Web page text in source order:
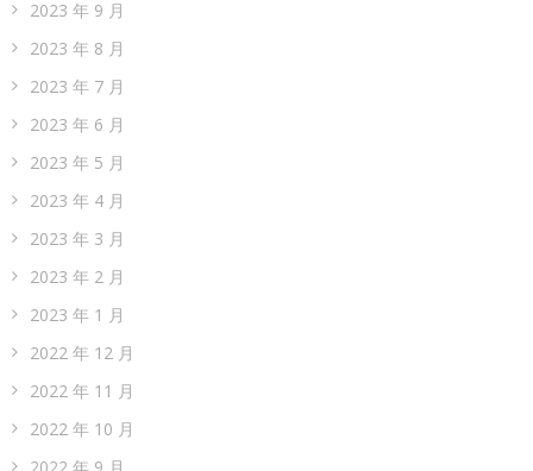
2023 年 9 月
2023 年 8 月
2023 年 7 月
2023 年 6 月
2023 年 5 月
2023 年 4 月
2023 年 3 月
2023 年 2 月
2023 年 1 月
2022 年 12 月
2022 年 11 月
2022 年 10 月
2022 年 9 月